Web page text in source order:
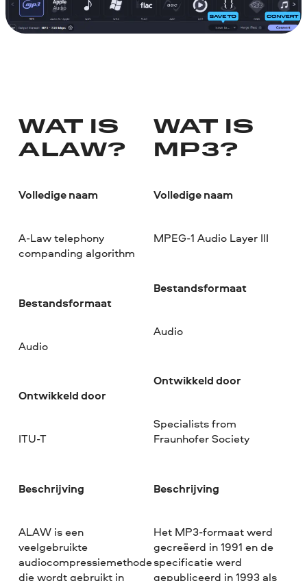
WAT IS
ALAW?
Volledige naam
A-Law telephony
companding algorithm
Bestandsformaat
Audio
Ontwikkeld door
ITU-T
Beschrijving
ALAW is een
veelgebruikte
audiocompressiemethode
die wordt gebruikt in
WAT IS
MP3?
Volledige naam
MPEG-1 Audio Layer III
Bestandsformaat
Audio
Ontwikkeld door
Specialists from
Fraunhofer Society
Beschrijving
Het MP3-formaat werd
gecreëerd in 1991 en de
specificatie werd
gepubliceerd in 1993 als